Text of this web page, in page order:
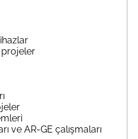
projeler
ve AR-GE çalışmaları